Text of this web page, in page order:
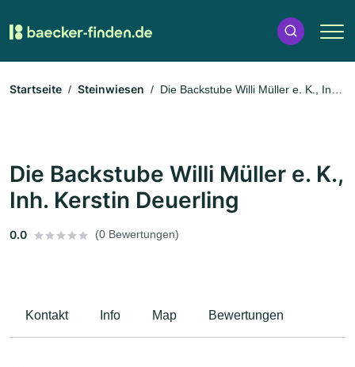
Startseite Steinwiesen
Die Backstube Willi Müller e. K., Inh.
Die Backstube Willi Müller e. K.,
Inh. Kerstin Deuerling
0.0 (0 Bewertungen)
Kontakt Info Map Bewertungen